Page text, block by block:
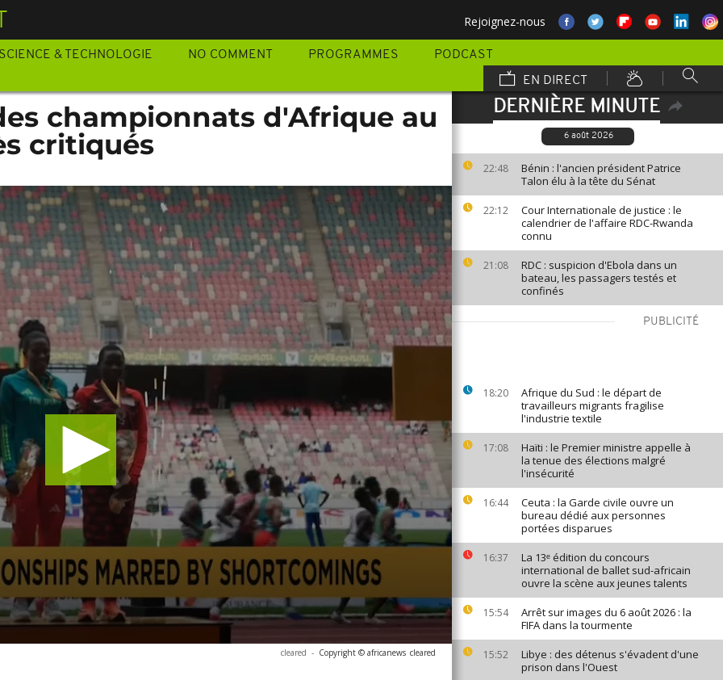
Rejoignez-nous
SCIENCE & TECHNOLOGIE NO COMMENT PROGRAMMES
PODCAST
EN DIRECT
DERNIÈRE MINUTE
6 août 2026
22:48
Bénin : l'ancien président Patrice
Talon élu à la tête du Sénat
22:12
Cour Internationale de justice : le
calendrier de l'affaire RDC-Rwanda
connu
21:08
RDC : suspicion d'Ebola dans un
bateau, les passagers testés et
confinés
PUBLICITÉ
18:20
Afrique du Sud : le départ de
travailleurs migrants fragilise
l'industrie textile
17:08
Haïti : le Premier ministre appelle à
la tenue des élections malgré
l'insécurité
16:44
Ceuta : la Garde civile ouvre un
bureau dédié aux personnes
portées disparues
16:37
La 13ᵉ édition du concours
international de ballet sud-africain
ouvre la scène aux jeunes talents
15:54
Arrêt sur images du 6 août 2026 : la
FIFA dans la tourmente
15:52
Libye : des détenus s'évadent d'une
prison dans l'Ouest
championnats d'Afrique au
critiqués
cleared - Copyright © africanews cleared